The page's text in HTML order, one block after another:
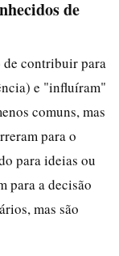
de
contribuir para
e "influíram"
comuns, mas
para o
para ideias ou
para a decisão
mas são